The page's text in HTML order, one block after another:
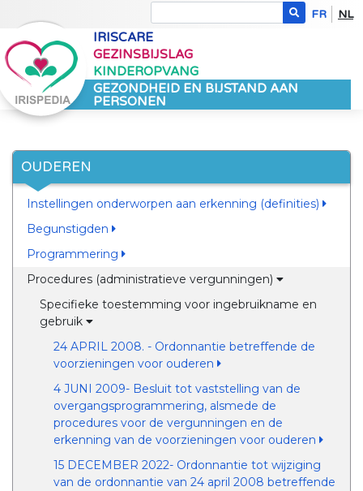
FR NL
IRISCARE
GEZINSBIJSLAG
KINDEROPVANG
GEZONDHEID EN BIJSTAND AAN
PERSONEN
OUDEREN
Instellingen onderworpen aan erkenning (definities)
Begunstigden
Programmering
Procedures (administratieve vergunningen)
Specifieke toestemming voor ingebruikname en
gebruik
24 APRIL 2008. - Ordonnantie betreffende de
voorzieningen voor ouderen
4 JUNI 2009- Besluit tot vaststelling van de
overgangsprogrammering, alsmede de
procedures voor de vergunningen en de
erkenning van de voorzieningen voor ouderen
15 DECEMBER 2022- Ordonnantie tot wijziging
van de ordonnantie van 24 april 2008 betreffende